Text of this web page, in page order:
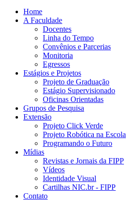
Home
A Faculdade
Docentes
Linha do Tempo
Convênios e Parcerias
Monitoria
Egressos
Estágios e Projetos
Projeto de Graduação
Estágio Supervisionado
Oficinas Orientadas
Grupos de Pesquisa
Extensão
Projeto Click Verde
Projeto Robótica na Escola
Programando o Futuro
Mídias
Revistas e Jornais da FIPP
Vídeos
Identidade Visual
Cartilhas NIC.br - FIPP
Contato